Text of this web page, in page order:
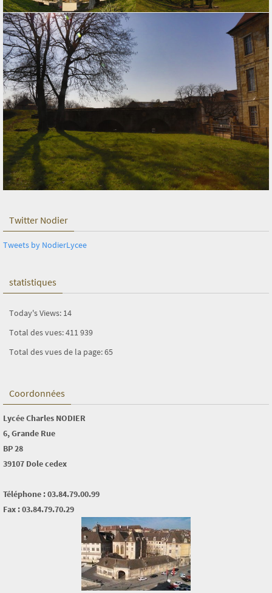
Twitter Nodier
Tweets by NodierLycee
statistiques
Today's Views: 14
Total des vues:411 939
Total des vues de la page:65
Coordonnées
Lycée Charles NODIER
6, Grande Rue
BP 28
39107 Dole cedex
Téléphone : 03.84.79.00.99
Fax : 03.84.79.70.29